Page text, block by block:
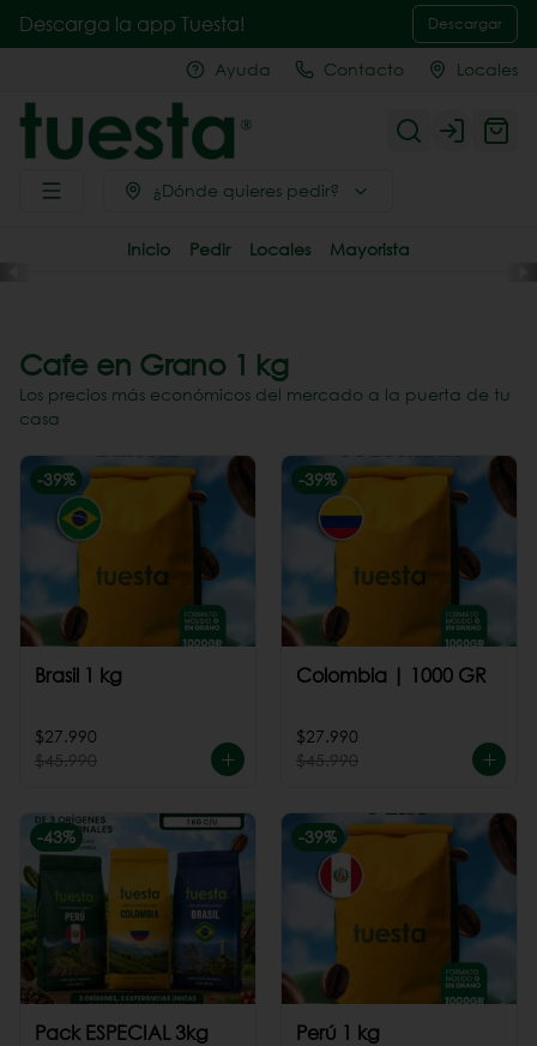
Descarga la app Tuesta! Descargar
Ayuda Contacto Locales
Login
¿Dónde quieres pedir?
Inicio Pedir Locales Mayorista
Cafe en Grano 1 kg
Los precios más económicos del mercado a la puerta de tu
casa
-39%
Brasil 1 kg
$27.990
$45.990
-39%
Colombia | 1000 GR
$27.990
$45.990
-43%
Pack ESPECIAL 3kg
-39%
Perú 1 kg